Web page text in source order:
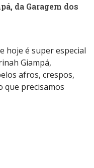
da Garagem dos
hoje é super especial
Giampá,
afros, crespos,
que precisamos